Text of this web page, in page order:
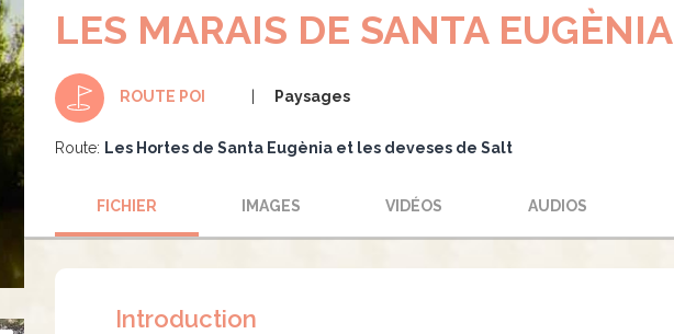
LES MARAIS DE SANTA EUGÈNIA
ROUTE POI Paysages
Route: Les Hortes de Santa Eugènia et les deveses de Salt
FICHIER IMAGES VIDÉOS AUDIOS
Introduction